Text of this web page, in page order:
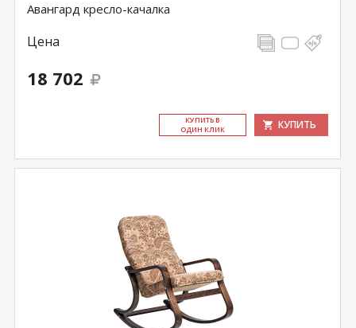
Авангард кресло-качалка
Цена
18 702
КУ­ПИТЬ В
ОДИН КЛИК
КУПИТЬ